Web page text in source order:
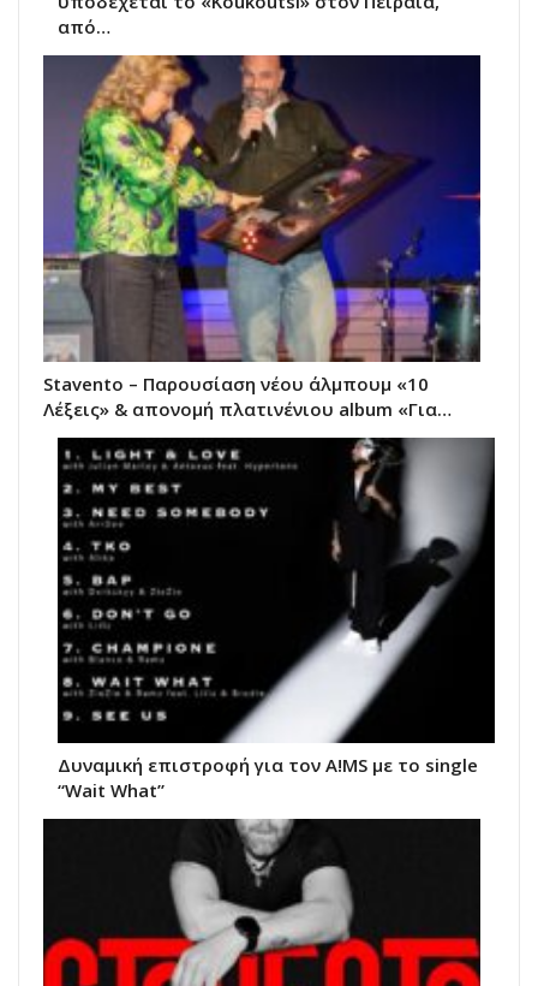
από…
Stavento – Παρουσίαση νέου άλμπουμ «10
Λέξεις» & απονομή πλατινένιου album «Για…
Δυναμική επιστροφή για τον A!MS με το single
“Wait What”